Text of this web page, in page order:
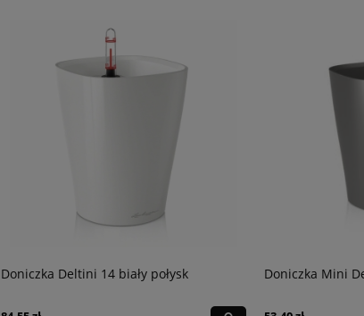
Doniczka Deltini 14 biały połysk Doniczka Mini